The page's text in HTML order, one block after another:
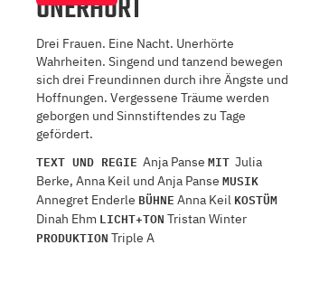
UNERHÖRT
Drei Frauen. Eine Nacht. Unerhörte
Wahrheiten. Singend und tanzend bewegen
sich drei Freundinnen durch ihre Ängste und
Hoffnungen. Vergessene Träume werden
geborgen und Sinnstiftendes zu Tage
gefördert.
TEXT UND REGIE Anja Panse MIT Julia
Berke, Anna Keil und Anja Panse MUSIK
Annegret Enderle BÜHNE Anna Keil KOSTÜM
Dinah Ehm LICHT+TON Tristan Winter
PRODUKTION Triple A